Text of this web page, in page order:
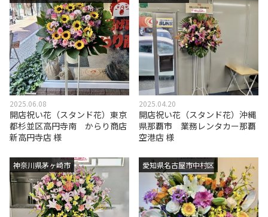
2025.06.08
開店祝い花（スタンド花）東京
都杉並区高円寺南 からり商店
新高円寺店 様
2025.04.20
開店祝い花（スタンド花）沖縄
県那覇市 業務レンタカー那覇
空港店 様
神奈川県茅ヶ崎市 愛知県名古屋市中村区